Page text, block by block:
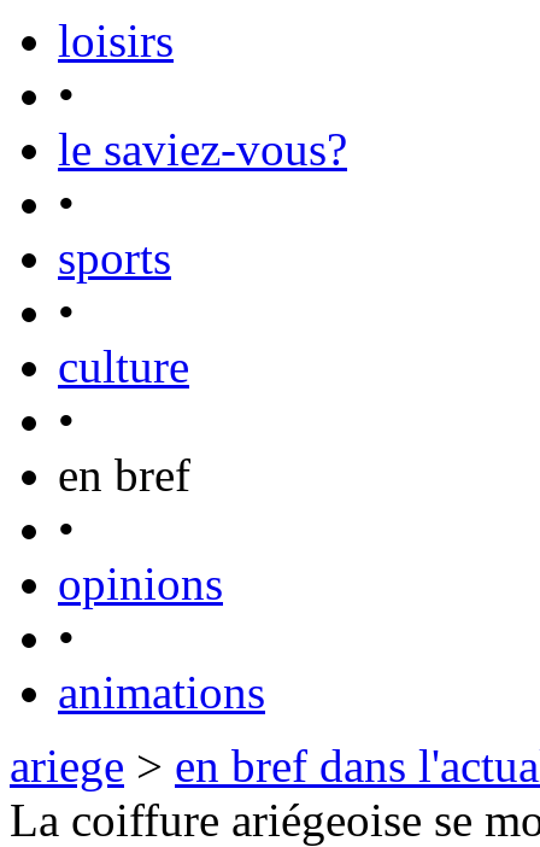
loisirs
•
le saviez-vous?
•
sports
•
culture
•
en bref
•
opinions
•
animations
ariege > en bref dans
La coiffure ariégeoise se